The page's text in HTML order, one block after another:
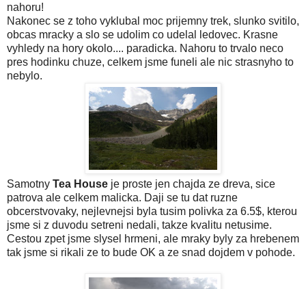
nahoru!
Nakonec se z toho vyklubal moc prijemny trek, slunko svitilo,
obcas mracky a slo se udolim co udelal ledovec. Krasne
vyhledy na hory okolo.... paradicka. Nahoru to trvalo neco
pres hodinku chuze, celkem jsme funeli ale nic strasnyho to
nebylo.
Samotny Tea House je proste jen chajda ze dreva, sice
patrova ale celkem malicka. Daji se tu dat ruzne
obcerstvovaky, nejlevnejsi byla tusim polivka za 6.5$, kterou
jsme si z duvodu setreni nedali, takze kvalitu netusime.
Cestou zpet jsme slysel hrmeni, ale mraky byly za hrebenem
tak jsme si rikali ze to bude OK a ze snad dojdem v pohode.